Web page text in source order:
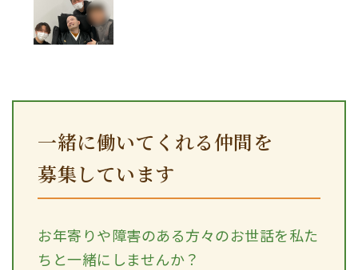
一緒に働いてくれる仲間を
募集しています
お年寄りや障害のある方々のお世話を私た
ちと一緒にしませんか？